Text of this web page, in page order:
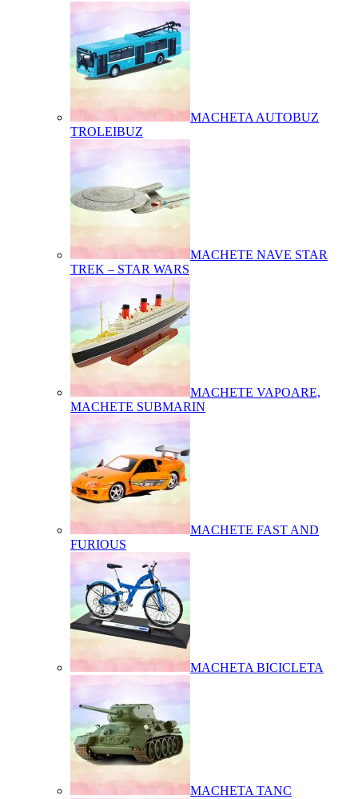
MACHETA AUTOBUZ
TROLEIBUZ
MACHETE NAVE STAR
TREK – STAR WARS
MACHETE VAPOARE,
MACHETE SUBMARIN
MACHETE FAST AND
FURIOUS
MACHETA BICICLETA
MACHETA TANC